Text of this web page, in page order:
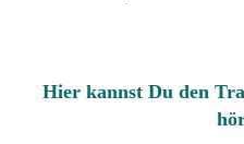
Hier kannst Du den